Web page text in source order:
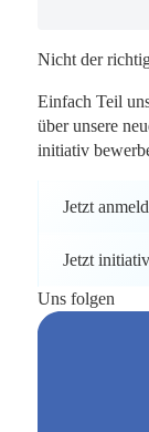
Nicht der
Einfach Teil
über unsere
initiativ
Jetzt
Jetzt
Uns folgen